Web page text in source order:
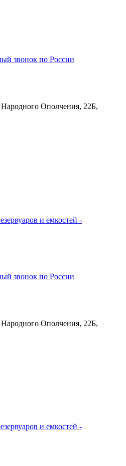
звонок по России
Ополчения, 22Б,
звонок по России
Ополчения, 22Б,